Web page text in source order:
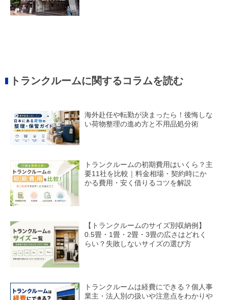
トランクルームに関するコラムを読む
海外赴任や転勤が決まったら！後悔しな
い荷物整理の進め方と不用品処分術
トランクルームの初期費用はいくら？主
要11社を比較｜料金相場・契約時にか
かる費用・安く借りるコツを解説
【トランクルームのサイズ別収納例】
0.5畳・1畳・2畳・3畳の広さはどれく
らい？失敗しないサイズの選び方
トランクルームは経費にできる？個人事
業主・法人別の扱いや注意点をわかりや